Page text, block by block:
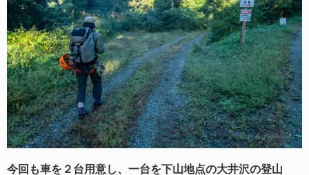
今回も車を２台用意し、一台を下山地点の大井沢の登山